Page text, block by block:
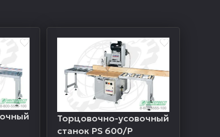
Торцовочно-усовочный
станок PS 600/P